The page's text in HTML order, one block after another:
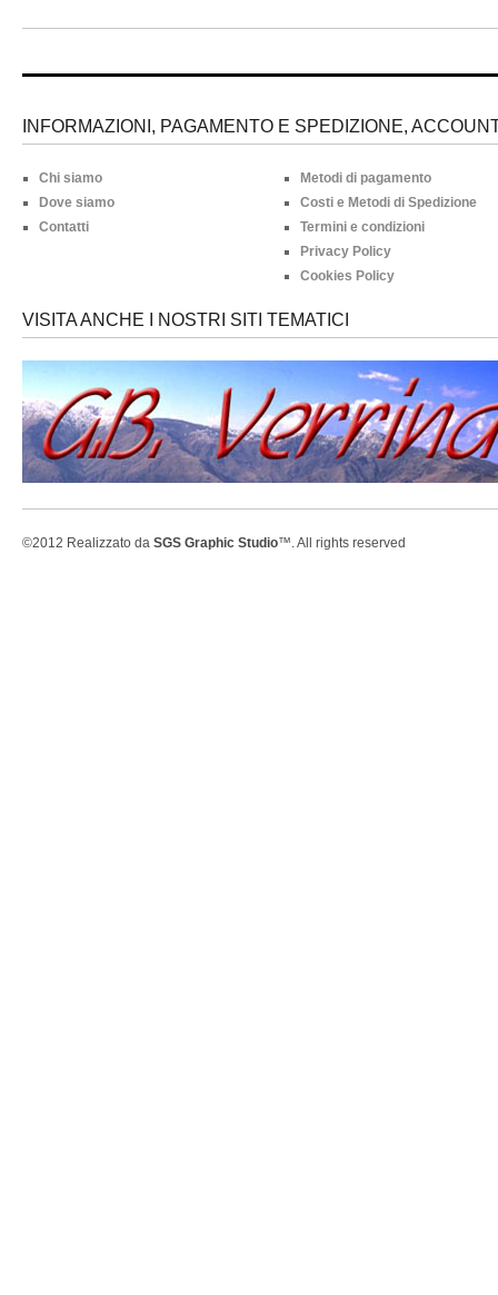
INFORMAZIONI, PAGAMENTO E SPEDIZIONE,
Chi siamo
Dove siamo
Contatti
Metodi di pagamento
Costi e Metodi di Spedizione
Termini e condizioni
Privacy Policy
Cookies Policy
VISITA ANCHE I NOSTRI SITI TEMATICI
©2012 Realizzato da SGS Graphic Studio™. All rights reserved